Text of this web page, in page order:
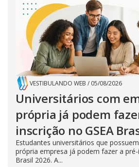
VESTIBULANDO WEB / 05/08/2026
Universitários com
própria já podem
inscrição no GSEA
Estudantes universitários que
própria empresa já podem fazer a pré-
Brasil 2026. A...